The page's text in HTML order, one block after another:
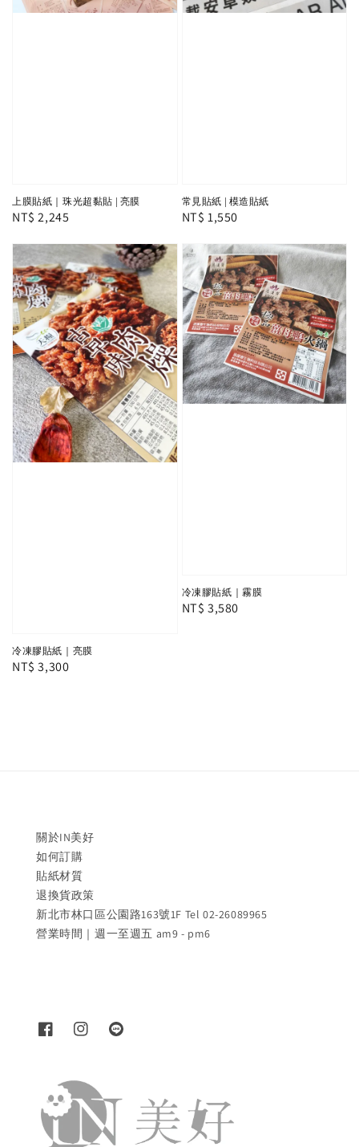
上膜貼紙｜珠光超黏貼 | 亮膜
Regular
NT$ 2,245
常見貼紙 | 模造貼紙
Regular
NT$ 1,550
冷凍膠貼紙｜亮膜
Regular
NT$ 3,300
冷凍膠貼紙｜霧膜
Regular
NT$ 3,580
關於IN美好
如何訂購
貼紙材質
退換貨政策
新北市林口區公園路163號1F Tel 02-26089965
營業時間｜週一至週五 am9 - pm6